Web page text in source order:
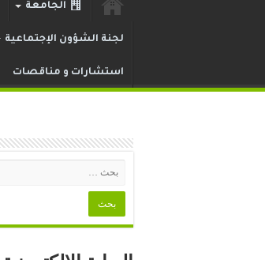
الجامعة
لجنة الشؤون الإجتماعية
استشارات و مناقصات